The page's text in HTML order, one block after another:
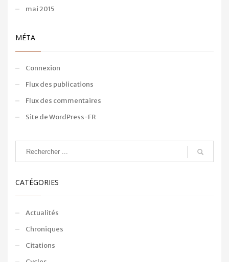
mai 2015
MÉTA
Connexion
Flux des publications
Flux des commentaires
Site de WordPress-FR
CATÉGORIES
Actualités
Chroniques
Citations